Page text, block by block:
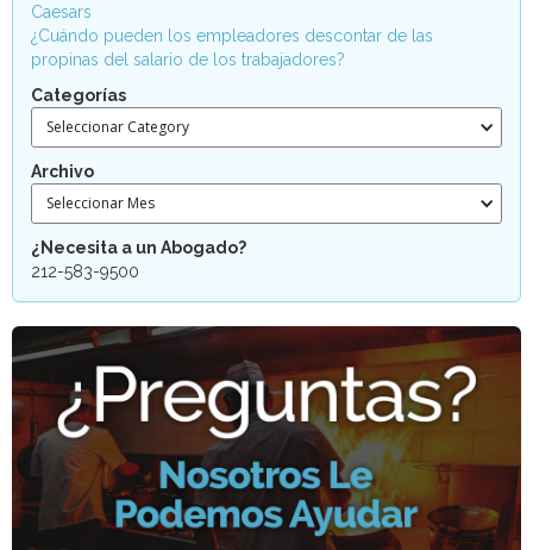
Caesars
¿Cuándo pueden los empleadores descontar de las
propinas del salario de los trabajadores?
Categorías
Seleccionar Category
Archivo
Seleccionar Mes
¿Necesita a un Abogado?
212-583-9500